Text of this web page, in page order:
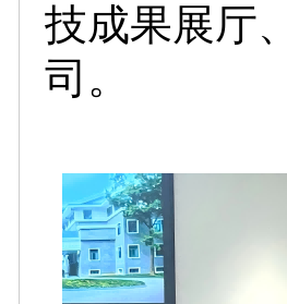
技成果展厅
司。